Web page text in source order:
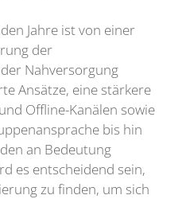
Jahre ist von einer
der
Nahversorgung
Ansätze, eine stärkere
Offline-Kanälen sowie
bis hin
an Bedeutung
es entscheidend sein,
zu finden, um sich